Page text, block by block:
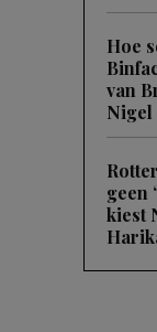
Hoe
van
Nigel
geen
kiest